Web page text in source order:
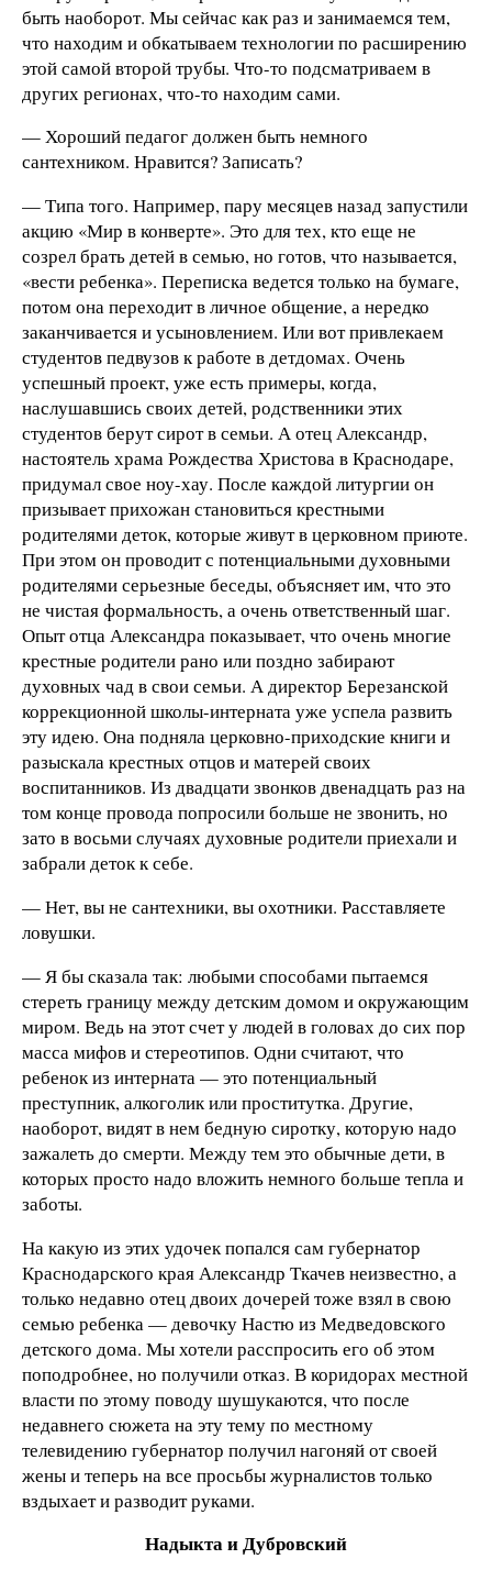
быть наоборот. Мы сейчас как раз и занимаемся тем,
что находим и обкатываем технологии по расширению
этой самой второй трубы. Что-то подсматриваем в
других регионах, что-то находим сами.
— Хороший педагог должен быть немного
сантехником. Нравится? Записать?
— Типа того. Например, пару месяцев назад запустили
акцию «Мир в конверте». Это для тех, кто еще не
созрел брать детей в семью, но готов, что называется,
«вести ребенка». Переписка ведется только на бумаге,
потом она переходит в личное общение, а нередко
заканчивается и усыновлением. Или вот привлекаем
студентов педвузов к работе в детдомах. Очень
успешный проект, уже есть примеры, когда,
наслушавшись своих детей, родственники этих
студентов берут сирот в семьи. А отец Александр,
настоятель храма Рождества Христова в Краснодаре,
придумал свое ноу-хау. После каждой литургии он
призывает прихожан становиться крестными
родителями деток, которые живут в церковном приюте.
При этом он проводит с потенциальными духовными
родителями серьезные беседы, объясняет им, что это
не чистая формальность, а очень ответственный шаг.
Опыт отца Александра показывает, что очень многие
крестные родители рано или поздно забирают
духовных чад в свои семьи. А директор Березанской
коррекционной школы-интерната уже успела развить
эту идею. Она подняла церковно-приходские книги и
разыскала крестных отцов и матерей своих
воспитанников. Из двадцати звонков двенадцать раз на
том конце провода попросили больше не звонить, но
зато в восьми случаях духовные родители приехали и
забрали деток к себе.
— Нет, вы не сантехники, вы охотники. Расставляете
ловушки.
— Я бы сказала так: любыми способами пытаемся
стереть границу между детским домом и окружающим
миром. Ведь на этот счет у людей в головах до сих пор
масса мифов и стереотипов. Одни считают, что
ребенок из интерната — это потенциальный
преступник, алкоголик или проститутка. Другие,
наоборот, видят в нем бедную сиротку, которую надо
зажалеть до смерти. Между тем это обычные дети, в
которых просто надо вложить немного больше тепла и
заботы.
На какую из этих удочек попался сам губернатор
Краснодарского края Александр Ткачев неизвестно, а
только недавно отец двоих дочерей тоже взял в свою
семью ребенка — девочку Настю из Медведовского
детского дома. Мы хотели расспросить его об этом
поподробнее, но получили отказ. В коридорах местной
власти по этому поводу шушукаются, что после
недавнего сюжета на эту тему по местному
телевидению губернатор получил нагоняй от своей
жены и теперь на все просьбы журналистов только
вздыхает и разводит руками.
Надыкта и Дубровский